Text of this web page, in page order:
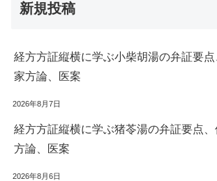
新規投稿
経方方証縦横に学ぶ小柴胡湯の弁証要
家方論、医案
2026年8月7日
経方方証縦横に学ぶ猪苓湯の弁証要点
方論、医案
2026年8月6日